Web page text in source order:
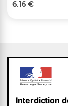
6.16 €
Interdiction